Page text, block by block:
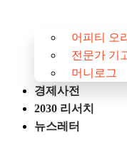
어피티 오
전문가 기
머니로그
경제사전
2030 리서치
뉴스레터